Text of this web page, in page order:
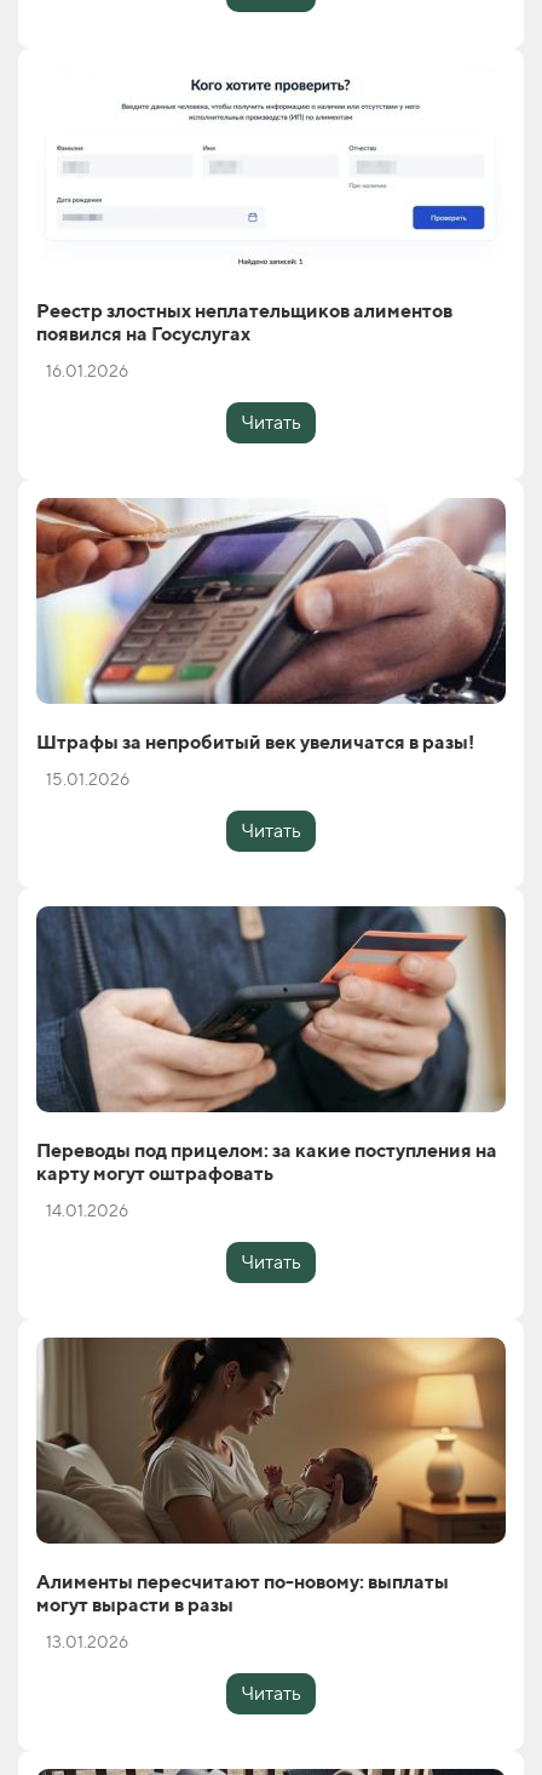
Реестр злостных неплательщиков алиментов
появился на Госуслугах
16.01.2026
Читать
Штрафы за непробитый век увеличатся в разы!
15.01.2026
Читать
Переводы под прицелом: за какие поступления на
карту могут оштрафовать
14.01.2026
Читать
Алименты пересчитают по-новому: выплаты
могут вырасти в разы
13.01.2026
Читать